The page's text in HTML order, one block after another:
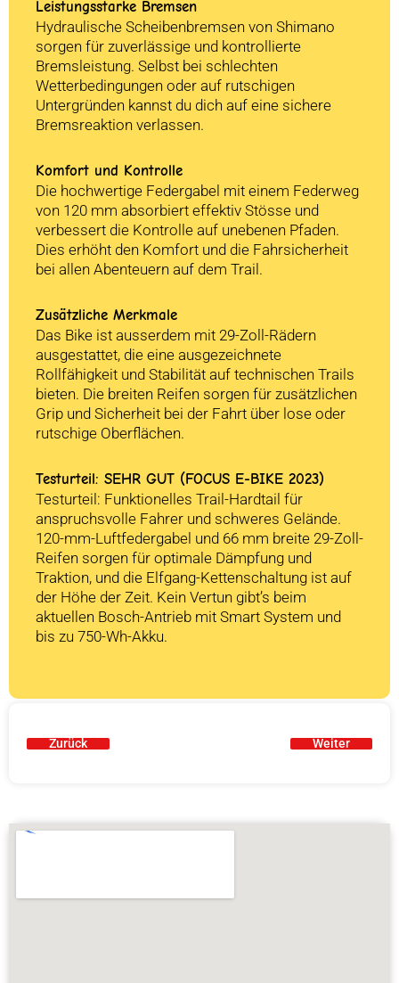
Leistungsstarke Bremsen
Hydraulische Scheibenbremsen von Shimano
sorgen für zuverlässige und kontrollierte
Bremsleistung. Selbst bei schlechten
Wetterbedingungen oder auf rutschigen
Untergründen kannst du dich auf eine sichere
Bremsreaktion verlassen.
Komfort und Kontrolle
Die hochwertige Federgabel mit einem Federweg
von 120 mm absorbiert effektiv Stösse und
verbessert die Kontrolle auf unebenen Pfaden.
Dies erhöht den Komfort und die Fahrsicherheit
bei allen Abenteuern auf dem Trail.
Zusätzliche Merkmale
Das Bike ist ausserdem mit 29-Zoll-Rädern
ausgestattet, die eine ausgezeichnete
Rollfähigkeit und Stabilität auf technischen Trails
bieten. Die breiten Reifen sorgen für zusätzlichen
Grip und Sicherheit bei der Fahrt über lose oder
rutschige Oberflächen.
Testurteil: SEHR GUT (FOCUS E-BIKE 2023)
Testurteil: Funktionelles Trail-Hardtail für
anspruchsvolle Fahrer und schweres Gelände.
120-mm-Luftfedergabel und 66 mm breite 29-Zoll-
Reifen sorgen für optimale Dämpfung und
Traktion, und die Elfgang-Kettenschaltung ist auf
der Höhe der Zeit. Kein Vertun gibt’s beim
aktuellen Bosch-Antrieb mit Smart System und
bis zu 750-Wh-Akku.
Zurück Weiter